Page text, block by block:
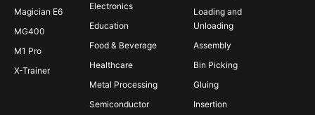
Magician E6
MG400
M1 Pro
X-Trainer
Electronics
Education
Food & Beverage
Healthcare
Metal Processing
Semiconductor
Loading and
Unloading
Assembly
Bin Picking
Gluing
Insertion